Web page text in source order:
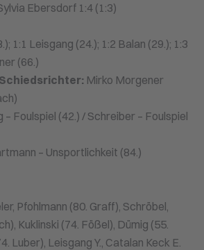
Ebersdorf 1:4 (1:3)
1:1 Leisgang (24.); 1:2 Balan (29.); 1:3
(66.)
Schiedsrichter: Mirko Morgener
– Foulspiel (42.) / Schreiber – Foulspiel
– Unsportlichkeit (84.)
Pfohlmann (80. Graff), Schröbel,
Kuklinski (74. Fößel), Dümig (55.
Luber), Leisgang Y., Catalan Keck E.